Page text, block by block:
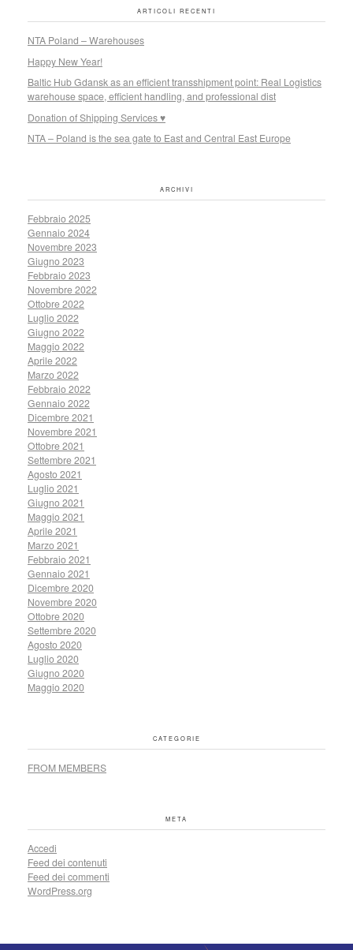
ARTICOLI RECENTI
NTA Poland – Warehouses
Happy New Year!
Baltic Hub Gdansk as an efficient transshipment point: Real Logistics
warehouse space, efficient handling, and professional dist
Donation of Shipping Services ♥
NTA – Poland is the sea gate to East and Central East Europe
ARCHIVI
Febbraio 2025
Gennaio 2024
Novembre 2023
Giugno 2023
Febbraio 2023
Novembre 2022
Ottobre 2022
Luglio 2022
Giugno 2022
Maggio 2022
Aprile 2022
Marzo 2022
Febbraio 2022
Gennaio 2022
Dicembre 2021
Novembre 2021
Ottobre 2021
Settembre 2021
Agosto 2021
Luglio 2021
Giugno 2021
Maggio 2021
Aprile 2021
Marzo 2021
Febbraio 2021
Gennaio 2021
Dicembre 2020
Novembre 2020
Ottobre 2020
Settembre 2020
Agosto 2020
Luglio 2020
Giugno 2020
Maggio 2020
CATEGORIE
FROM MEMBERS
META
Accedi
Feed dei contenuti
Feed dei commenti
WordPress.org